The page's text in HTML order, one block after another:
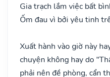
Gia trạch lắm việc bất
Ốm đau vì bởi yêu tinh
Xuất hành vào giờ này
chuyện không hay do
phải nên đề phòng, cẩn